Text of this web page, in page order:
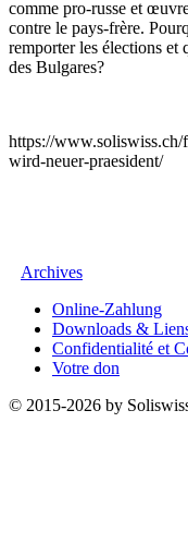
comme pro-russe et
contre le pays-frère.
remporter les élections et
des Bulgares?
https://www.soliswiss.ch/
wird-neuer-praesident/
Archives
Online-Zahlung
Downloads &
Confidentialité et
Votre don
© 2015-2026 by